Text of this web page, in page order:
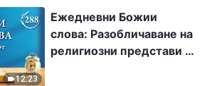
12:23
Ежедневни Божии
слова: Разобличаване на
религиозни представи |